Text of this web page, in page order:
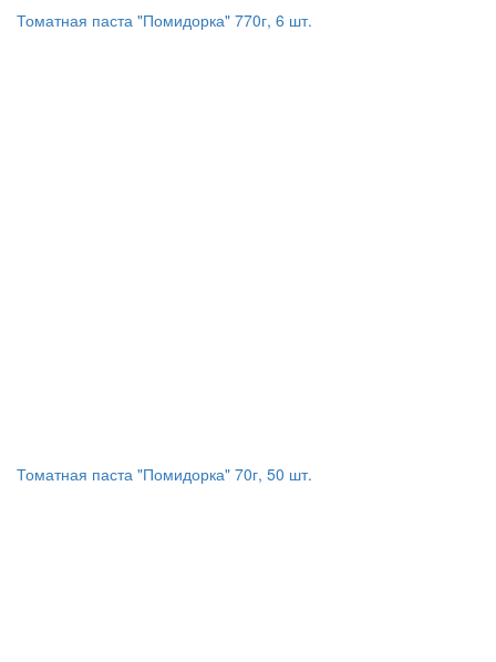
Томатная паста "Помидорка" 770г, 6 шт.
Томатная паста "Помидорка" 70г, 50 шт.